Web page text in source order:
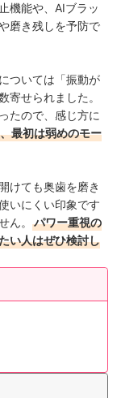
機能や、AIブラッ
磨き残しを予防で
ついては「振動が
寄せられました。
たので、感じ方に
最初は弱めのモー
けても奥歯を磨き
いにくい印象です
ん。
パワー重視の
い人はぜひ検討し